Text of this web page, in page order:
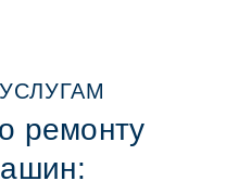
ремонту